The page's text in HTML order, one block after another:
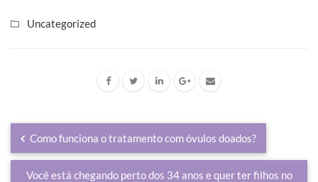
Uncategorized
Como funciona o tratamento com óvulos doados?
Você está chegando perto dos 34 anos e quer ter filhos no